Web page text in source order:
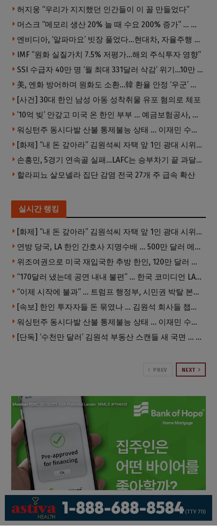
허지웅 “우리가 지지했던 인간들이 이 꼴 만들었다”
머스크 “메모리 생산 20% 늘 때 수요 200% 증가” … 반도체 매출 1조달러 눈 앞
엔비디아, ‘알파마요’ 빗장 풀었다…현대차, 자율주행 속도내나
IMF “원화 실질가치 7.5% 저평가…해외 주식투자 영향”
SSI 수급자 40만 명 ‘월 최대 331달러 삭감’ 위기…10만 명은 수급자격 상실
美, 엔화 방어하며 원화도 소환…韓 환율 안정 ‘우군’ 되나
[사건] 30대 한인 남성 아동 성착취물 유포 혐의로 체포
’10억 빚’ 안갚고 미국 온 한인 부부 … 예금보험공사, 미국서 소송
워싱턴주 동시다발 산불 통제불능 상태 … 이재민 수십만명
[화제] “내 돈 갚아라” 김원석씨 자택 앞 1인 광대 시위 … 한인 투자사, “108만 달러 못받아”
손흥민, 5경기 연속골 실패…LAFC는 승부차기 끝 과달라하라 격파
할라피뇨 살모넬라 집단 감염 전국 27개 주 급속 확산
실시간 랭킹
[화제] “내 돈 갚아라” 김원석씨 자택 앞 1인 광대 시위 … 한인 투자사, “108만 달러 못받아”
연방 당국, LA 한인 간호사 지명수배 … 500만 달러 메디캐어 사기, 선고 직전 한국 도주
위조여권으로 미국 재입국한 추방 한인, 120만 달러 은행 사기 행각
“170달러 냈는데 공연 내내 불편” … 한국 코미디언 LA공연, 음향 불량에 외모 비하 개그 논란
“이제 시작에 불과” … 트럼프 행정부, 시민권 박탈 본격화
[속보] 한인 투자자들 돈 묶였나 … 김원석 회사들 챕터7 강제파산·자진파산 잇따라 신청
워싱턴주 동시다발 산불 통제불능 상태 … 이재민 수십만명
[단독] ‘수천만 달러’ 김원석 부동산 스캔들 새 국면 … 한인 투자자들 소송 잇따라 ‘디폴트’ 절차
PREV NEXT